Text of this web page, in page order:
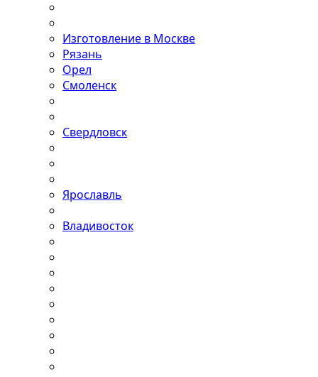
Изготовление в Москве
Рязань
Орел
Смоленск
Свердловск
Ярославль
Владивосток